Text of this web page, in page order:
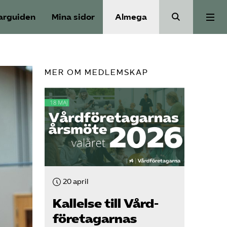
Mina sidor Almega
Valmanifest
Medlemskap
Aktiviteter
MER OM MEDLEMSKAP
20 april
Kallelse till Vård­
företagarnas